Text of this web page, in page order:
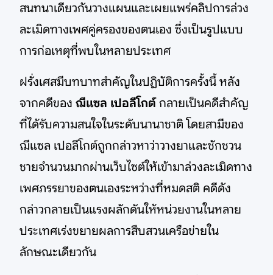
สนทนาเดียวกันวางแผนและเผยแพร่คลิปการล่วง
ละเมิดทางเพศคู่ครองของตนเอง ซึ่งเป็นรูปแบบ
การก่อเหตุที่พบในหลายประเทศ
ฝรั่งเศสมีบทบาทสำคัญในปฏิบัติการครั้งนี้ หลัง
จากคดีของ ฌีแซล เปอลีโกต์กลายเป็นคดีสำคัญ
ที่ได้รับความสนใจในระดับนานาชาติ โดยสามีของ
ฌีแซล เปอลีโกต์ถูกกล่าวหาว่าวางยาและชักชวน
ชายจำนวนมากผ่านเว็บไซต์ให้เข้ามาล่วงละเมิดทาง
เพศภรรยาของตนเองระหว่างที่หมดสติ คดีดัง
กล่าวกลายเป็นแรงผลักดันให้หน่วยงานในหลาย
ประเทศเร่งขยายผลการสืบสวนเครือข่ายใน
ลักษณะเดียวกัน